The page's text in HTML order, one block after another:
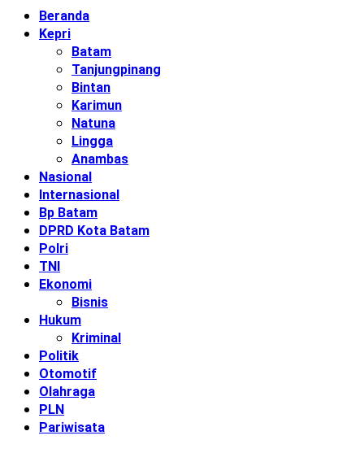
Beranda
Kepri
Batam
Tanjungpinang
Bintan
Karimun
Natuna
Lingga
Anambas
Nasional
Internasional
Bp Batam
DPRD Kota Batam
Polri
TNI
Ekonomi
Bisnis
Hukum
Kriminal
Politik
Otomotif
Olahraga
PLN
Pariwisata